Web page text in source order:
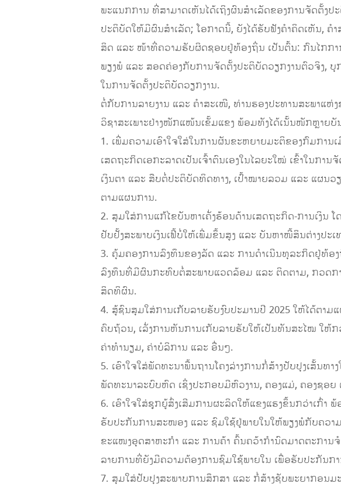
ພະແນກການ ທີ່ສາມາດເຫັນໄດ້ເຖິງຜົນສໍາເລັດຂອງການຈັດຕັ້ງ
ປະຕິບັດໃຫ້ມີຜົນສໍາເລັດ; ໂອກາດນີ້, ຍັງໄດ້ຮັບຟັງຄໍາຄິດເຫັນ,
ສິດ ແລະ ໜ້າທີ່ຄວາມຮັບຜິດຊອບຢູ່ທ້ອງຖິ່ນ ເປັນຕົ້ນ: ກົນໄກກາ
ພຽງພໍ ແລະ ສອດຄ່ອງກັບການຈັດຕັ້ງປະຕິບັດວຽກງານຕົວຈິງ,
ໃນການຈັດຕັ້ງປະຕິບັດວຽກງານ.
ຕໍ່ກັບການລາຍງານ ແລະ ຄໍາສະເໜີ, ທ່ານຮອງປະທານສະພາແ
ວິຊາສະເພາະຢ່າງໜັກແໜ້ນເຂັ້ມແຂງ ພ້ອມທັງໄດ້ເນັ້ນໜັກຫຼາຍ
1. ເພີ່ມຄວາມເອົາໃຈໃສ່ໃນການຜັນຂະຫຍາຍມະຕິຂອງກົມການ
ເສດຖະກິດເອກະລາດເປັນເຈົ້າຕົນເອງໃນໄລຍະໃໝ່ ເຂົ້າໃນກ
ເງິນຕາ ແລະ ສືບຕໍ່ປະຕິບັດທິດທາງ, ເປົ້າໝາຍລວມ ແລະ ແຜນ
ຕາມແຜນການ.
2. ສຸມໃສ່ການແກ້ໄຂບັນຫາເຄັ່ງຮ້ອນດ້ານເສດຖະກິດ-ການເງິນ
ຢັບຢັ້ງສະພາບເງິນເຟີ້ບໍ່ໃຫ້ເພີ່ມຂຶ້ນສູງ ແລະ ບັນຫາໜີ້ສິນຕ່າງປະ
3. ຄຸ້ມຄອງການລົງທຶນຂອງລັດ ແລະ ການດຳເນີນທຸລະກິດຢູ່ທ້
ລົງທຶນທີ່ມີຜົນກະທົບຕໍ່ສະພາບແວດລ້ອມ ແລະ ຕິດຕາມ, ກວດກ
ສິດທິຜົນ.
4. ສູ້ຊົນສຸມໃສ່ການເກັບລາຍຮັບງົບປະມານປີ 2025 ໃຫ້ໄດ້ຕ
ຄົບຖ້ວນ, ເລັ່ງການຫັນການເກັບລາຍຮັບໃຫ້ເປັນທັນສະໄໝ ໃຫ້ກ
ຄ່າທຳນຽມ, ຄ່າບໍລິການ ແລະ ອື່ນໆ.
5. ເອົາໃຈໃສ່ພັດທະນາພື້ນຖານໂຄງລ່າງການກໍ່ສ້າງປັບປຸງເສັ້ນ
ພັດທະນາລະບົບຫົດ ເຊິ່ງປະກອບມີຫົວງານ, ຄອງແມ່, ຄອງຊອ
6. ເອົາໃຈໃສ່ຊຸກຍູ້ສົ່ງເສີມການຜະລິດໃຫ້ແຂງແຮງຂຶ້ນກວ່າເກົ່
ຮັບປະກັນການສະໜອງ ແລະ ຊົມໃຊ້ຢູ່ພາຍໃນໃຫ້ພຽງພໍກັບຄວ
ຂະແໜງອຸດສາຫະກໍາ ແລະ ການຄ້າ ຄົ້ນຄວ້າກໍານົດມາດຕະກາ
ລາຍການທີ່ຍັງມີຄວາມຕ້ອງການຊົມໃຊ້ພາຍໃນ ເພື່ອຮັບປະກັນກ
7. ສຸມໃສ່ປັບປຸງສະພາບການສຶກສາ ແລະ ກໍ່ສ້າງຊັບພະຍາກອນ